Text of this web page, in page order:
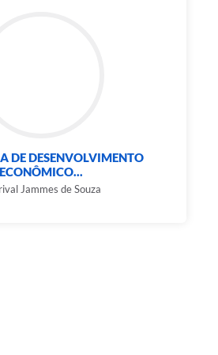
DE DESENVOLVIMENTO
ECONÔMICO...
Jammes de Souza